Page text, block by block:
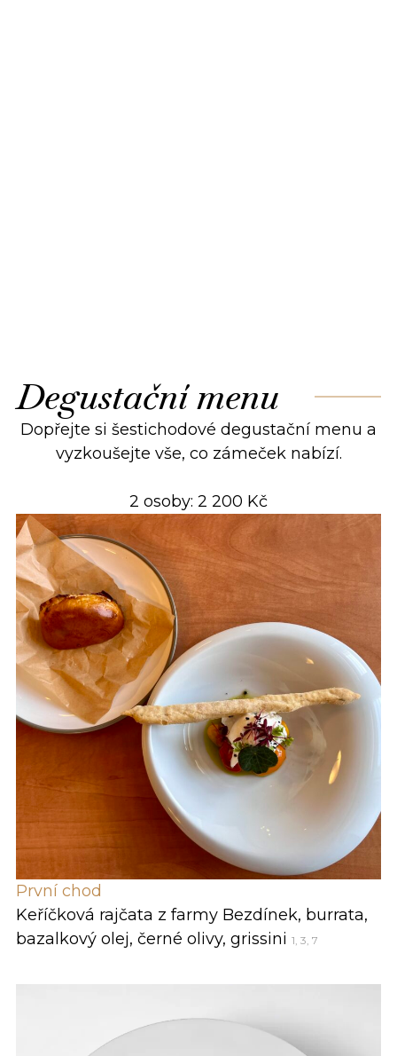
Degustační menu
Dopřejte si šestichodové degustační menu a
vyzkoušejte vše, co zámeček nabízí.
2 osoby: 2 200 Kč
První chod
Keříčková rajčata z farmy Bezdínek, burrata,
bazalkový olej, černé olivy, grissini 1, 3, 7